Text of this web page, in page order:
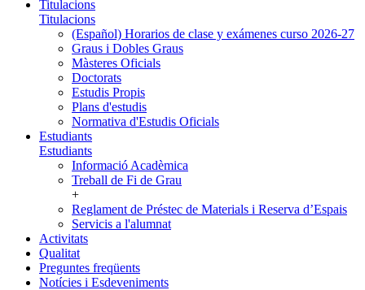
Titulacions
Titulacions
(Español) Horarios de clase y exámenes curso 2026-27
Graus i Dobles Graus
Màsteres Oficials
Doctorats
Estudis Propis
Plans d'estudis
Normativa d'Estudis Oficials
Estudiants
Estudiants
Informació Acadèmica
Treball de Fi de Grau
+
Reglament de Préstec de Materials i Reserva d’Espais
Servicis a l'alumnat
Activitats
Qualitat
Preguntes freqüents
Notícies i Esdeveniments